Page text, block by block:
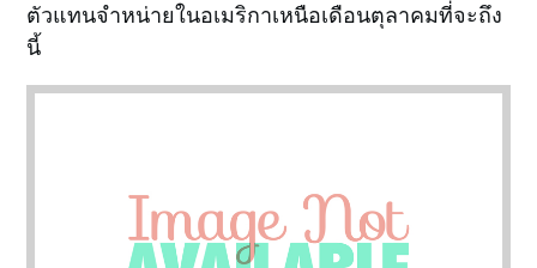
ตัวแทนจำหน่ายในอเมริกาเหนือเดือนตุลาคมที่จะถึง
นี้